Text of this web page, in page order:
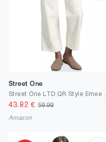
Street One
43.82 €59.99
Amazon